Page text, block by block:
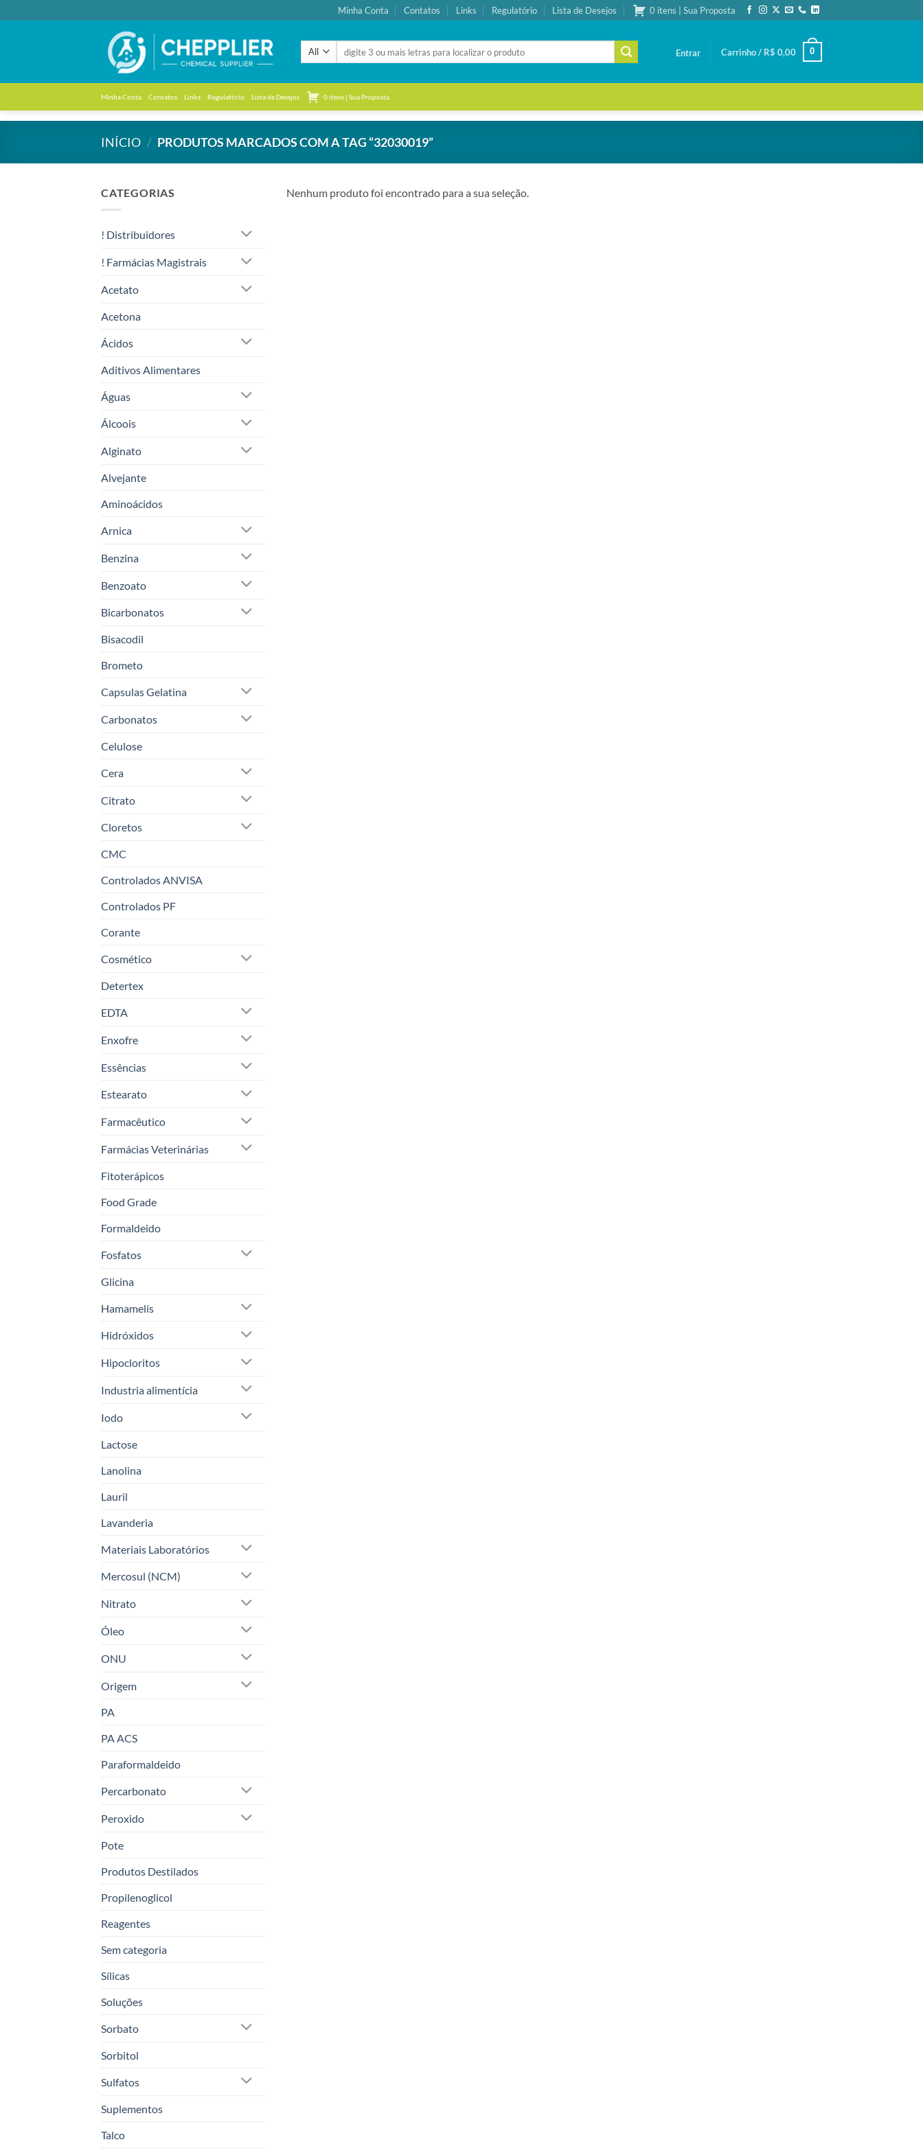
to
Minha Conta Contatos Links Regulatório Lista de Desejos 0 itens | Sua Proposta
por:
Entrar Carrinho / R$ 0,00 0
Minha Conta Contatos Links Regulatório Lista de Desejos 0 itens | Sua Proposta
INÍCIO / PRODUTOS MARCADOS COM A TAG “32030019”
CATEGORIAS
! Distribuidores
! Farmácias Magistrais
Acetato
Acetona
Ácidos
Aditivos Alimentares
Águas
Álcoois
Alginato
Alvejante
Aminoácidos
Arnica
Benzina
Benzoato
Bicarbonatos
Bisacodil
Brometo
Capsulas Gelatina
Carbonatos
Celulose
Cera
Citrato
Cloretos
CMC
Controlados ANVISA
Controlados PF
Corante
Cosmético
Detertex
EDTA
Enxofre
Essências
Estearato
Farmacêutico
Farmácias Veterinárias
Fitoterápicos
Food Grade
Formaldeido
Fosfatos
Glicina
Hamamelis
Hidróxidos
Hipocloritos
Industria alimentícia
Iodo
Lactose
Lanolina
Lauril
Lavanderia
Materiais Laboratórios
Mercosul (NCM)
Nitrato
Óleo
ONU
Origem
PA
PA ACS
Paraformaldeido
Percarbonato
Peroxido
Pote
Produtos Destilados
Propilenoglicol
Reagentes
Sem categoria
Sílicas
Soluções
Sorbato
Sorbitol
Sulfatos
Suplementos
Talco
Nenhum produto foi encontrado para a sua seleção.